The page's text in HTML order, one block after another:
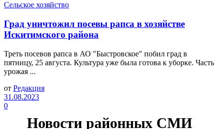
Сельское хозяйство
Град уничтожил посевы рапса в хозяйстве
Искитимского района
Треть посевов рапса в АО "Быстровское" побил град в
пятницу, 25 августа. Культура уже была готова к уборке. Часть
урожая ...
от Редакция
31.08.2023
0